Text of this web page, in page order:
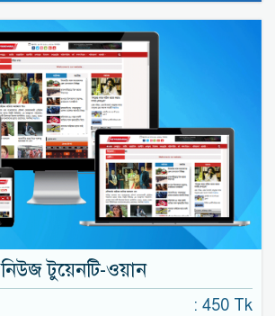
নিউজ টুয়েনটি-ওয়ান
: 450 Tk